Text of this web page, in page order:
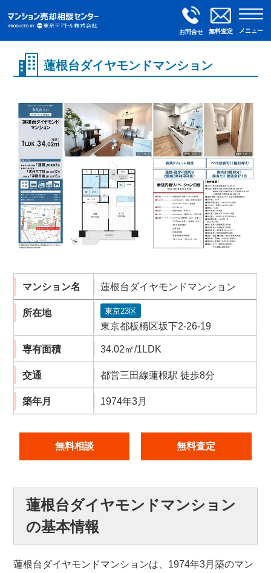
お問合せ 無料査定 メニュー
蓮根台ダイヤモンドマンション
マンション名 蓮根台ダイヤモンドマンション
所在地 東京23区
東京都板橋区坂下2-26-19
専有面積 34.02㎡/1LDK
交通 都営三田線蓮根駅 徒歩8分
築年月 1974年3月
無料相談 無料査定
蓮根台ダイヤモンドマンション
の基本情報
蓮根台ダイヤモンドマンションは、1974年3月築のマン